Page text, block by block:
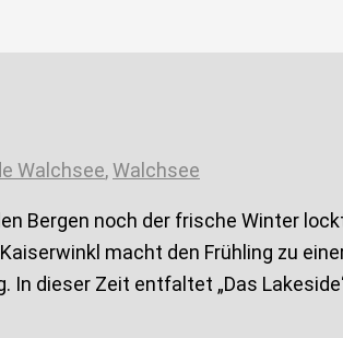
Walchsee,Walchsee
Bergen noch der frische Winter
macht den Frühling zu
dieser Zeit entfaltet „Das